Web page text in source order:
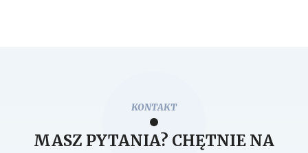
KONTAKT
MASZ PYTANIA? CHĘTNIE NA